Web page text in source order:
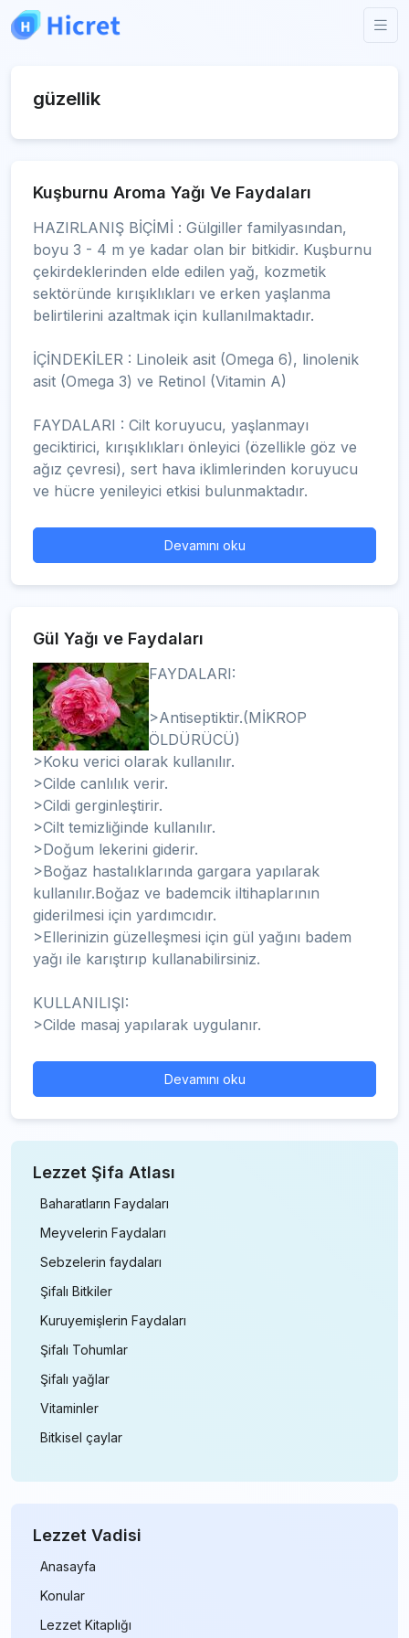
güzellik
Kuşburnu Aroma Yağı Ve Faydaları
HAZIRLANIŞ BİÇİMİ : Gülgiller familyasından,
boyu 3 - 4 m ye kadar olan bir bitkidir. Kuşburnu
çekirdeklerinden elde edilen yağ, kozmetik
sektöründe kırışıklıkları ve erken yaşlanma
belirtilerini azaltmak için kullanılmaktadır.
İÇİNDEKİLER : Linoleik asit (Omega 6), linolenik
asit (Omega 3) ve Retinol (Vitamin A)
FAYDALARI : Cilt koruyucu, yaşlanmayı
geciktirici, kırışıklıkları önleyici (özellikle göz ve
ağız çevresi), sert hava iklimlerinden koruyucu
ve hücre yenileyici etkisi bulunmaktadır.
Devamını oku
Gül Yağı ve Faydaları
FAYDALARI:
>Antiseptiktir.(MİKROP
ÖLDÜRÜCÜ)
>Koku verici olarak kullanılır.
>Cilde canlılık verir.
>Cildi gerginleştirir.
>Cilt temizliğinde kullanılır.
>Doğum lekerini giderir.
>Boğaz hastalıklarında gargara yapılarak
kullanılır.Boğaz ve bademcik iltihaplarının
giderilmesi için yardımcıdır.
>Ellerinizin güzelleşmesi için gül yağını badem
yağı ile karıştırıp kullanabilirsiniz.
KULLANILIŞI:
>Cilde masaj yapılarak uygulanır.
Devamını oku
Lezzet Şifa Atlası
Baharatların Faydaları
Meyvelerin Faydaları
Sebzelerin faydaları
Şifalı Bitkiler
Kuruyemişlerin Faydaları
Şifalı Tohumlar
Şifalı yağlar
Vitaminler
Bitkisel çaylar
Lezzet Vadisi
Anasayfa
Konular
Lezzet Kitaplığı